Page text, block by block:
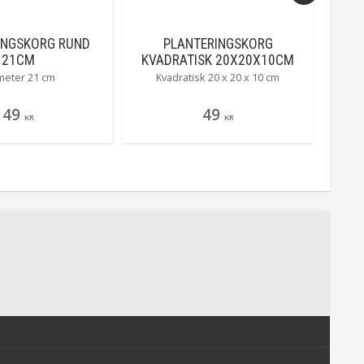
RUND
21CM
21 cm
49 KR
PLANTERINGSKORG
KVADRATISK 20X20X10CM
Kvadratisk 20 x 20 x 10 cm
49 KR